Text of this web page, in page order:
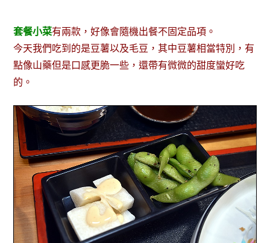
套餐小菜有兩款，好像會隨機出餐不固定品項。
今天我們吃到的是豆薯以及毛豆，其中豆薯相當特別，有
點像山藥但是口感更脆一些，還帶有微微的甜度蠻好吃
的。